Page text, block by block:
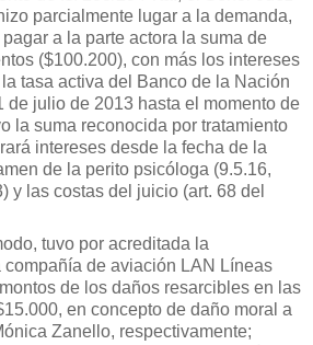
parcialmente lugar a la demanda,
a la parte actora la suma de
($100.200), con más los intereses
tasa activa del Banco de la Nación
de julio de 2013 hasta el momento de
la suma reconocida por tratamiento
intereses desde la fecha de la
de la perito psicóloga (9.5.16,
y las costas del juicio (art. 68 del
tuvo por acreditada la
de aviación LAN Líneas
de los daños resarcibles en las
en concepto de daño moral a
Zanello, respectivamente;